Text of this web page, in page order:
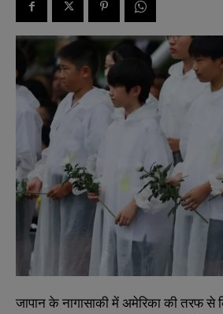
जापान के नागासाकी में अमेरिका की तरफ से